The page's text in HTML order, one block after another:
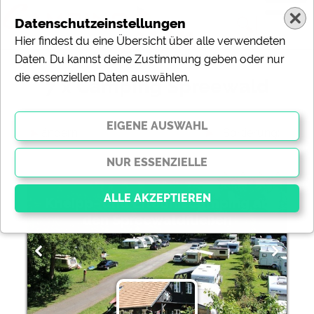
7 x Camping Spreewald
Kneipp- und ErlebnisCamping an
den Spreewaldfließen
Datenschutzeinstellungen
Hier findest du eine Übersicht über alle verwendeten
Daten. Du kannst deine Zustimmung geben oder nur
die essenziellen Daten auswählen.
Essenziell
Essenzielle Cookies ermöglichen grundlegende
Funktionen und sind für die einwandfreie Funktion der
Website dringend erforderlich. Ohne diese Cookies
werden Teile der Websitenicht funktionieren.